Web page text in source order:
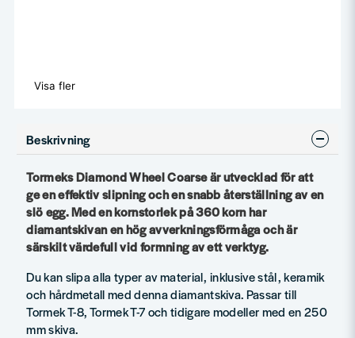
Visa fler
Beskrivning
Tormeks Diamond Wheel Coarse är utvecklad för att
ge en effektiv slipning och en snabb återställning av en
slö egg. Med en kornstorlek på 360 korn har
diamantskivan en hög avverkningsförmåga och är
särskilt värdefull vid formning av ett verktyg.
Du kan slipa alla typer av material, inklusive stål, keramik
och hårdmetall med denna diamantskiva. Passar till
Tormek T-8, Tormek T-7 och tidigare modeller med en 250
mm skiva.